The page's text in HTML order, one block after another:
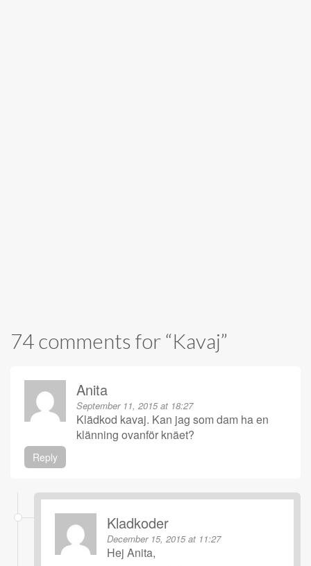
74 comments for “Kavaj”
Anita
September 11, 2015 at 18:27
Klädkod kavaj. Kan jag som dam ha en
klänning ovanför knäet?
Reply
Kladkoder
December 15, 2015 at 11:27
Hej Anita,